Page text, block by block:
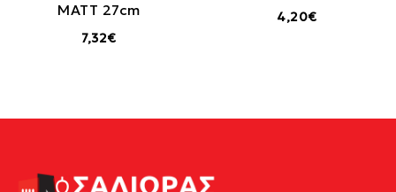
MATT 27cm
7,32€
4,20€